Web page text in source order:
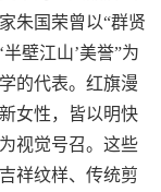
朱国荣曾以“群贤
壁江山’美誉”为
的代表。红旗漫
女性，皆以明快
视觉号召。这些
祥纹样、传统剪